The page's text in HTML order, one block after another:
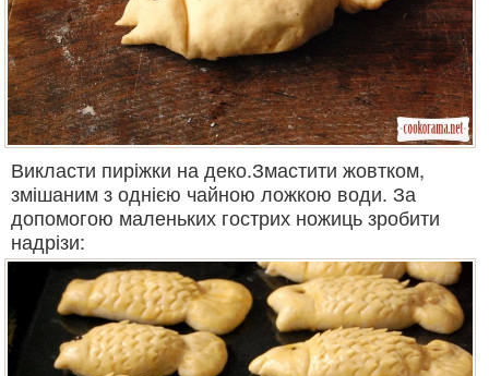
Викласти пиріжки на деко.Змастити жовтком,
змішаним з однією чайною ложкою води. За
допомогою маленьких гострих ножиць зробити
надрізи: